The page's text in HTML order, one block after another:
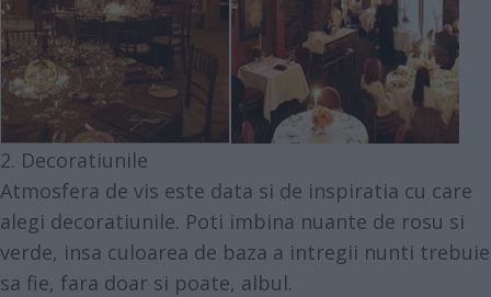
2. Decoratiunile
Atmosfera de vis este data si de inspiratia cu care
alegi decoratiunile. Poti imbina nuante de rosu si
verde, insa culoarea de baza a intregii nunti trebuie
sa fie, fara doar si poate, albul.